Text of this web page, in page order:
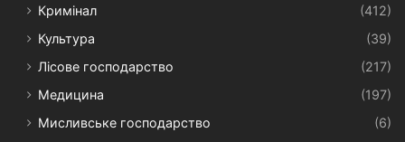
Кримінал
(412)
Культура
(39)
Лісове господарство
(217)
Медицина
(197)
Мисливське господарство
(6)